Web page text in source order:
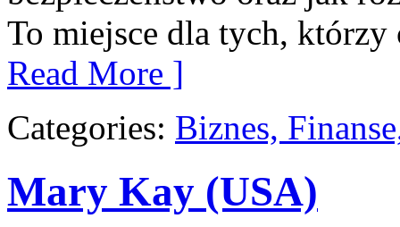
To miejsce dla tych, którzy
Read More ]
Categories: Biznes,
Mary Kay (USA)